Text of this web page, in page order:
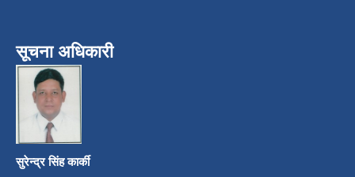
सूचना अधिकारी
सुरेन्द्र सिंह कार्की